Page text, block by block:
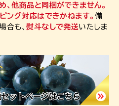
、他商品と同梱ができません。
ング対応はできかねます。 備
合も、熨斗なしで発送いたしま